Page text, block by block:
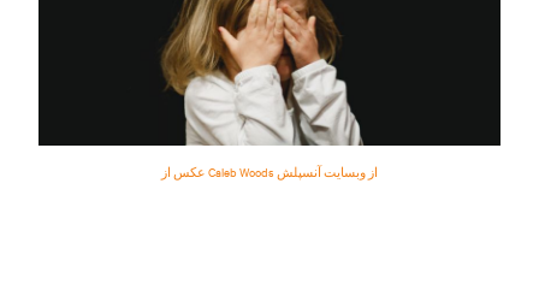
عکس از Caleb Woods از وبسایت آنسپلش